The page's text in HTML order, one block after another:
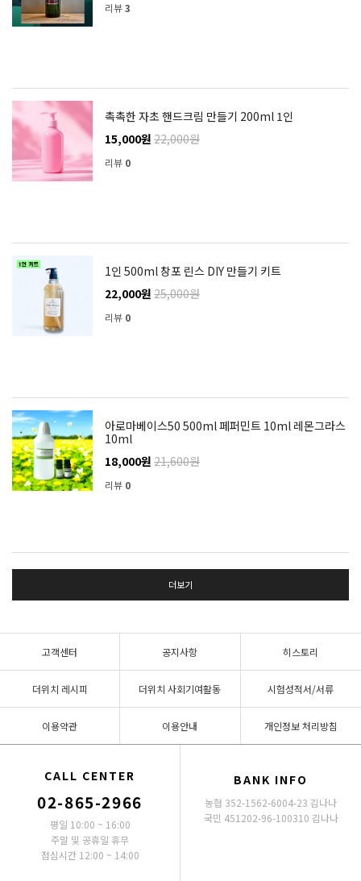
리뷰3
촉촉한 자초 핸드크림 만들기 200ml 1인
15,000원 22,000원
리뷰 0
1인 500ml 창포 린스 DIY 만들기 키트
22,000원 25,000원
리뷰 0
아로마베이스50 500ml 페퍼민트 10ml 레몬그라스
10ml
18,000원 21,600원
리뷰 0
더보기
고객센터 공지사항 히스토리
더위치 레시피 더위치 사회기여활동 시험성적서/서류
이용약관 이용안내 개인정보 처리방침
CALL CENTER
02-865-2966
평일 10:00 ~ 16:00
주말 및 공휴일 휴무
점심시간 12:00 ~ 14:00
BANK INFO
농협 352-1562-6004-23 김나나
국민 451202-96-100310 김나나